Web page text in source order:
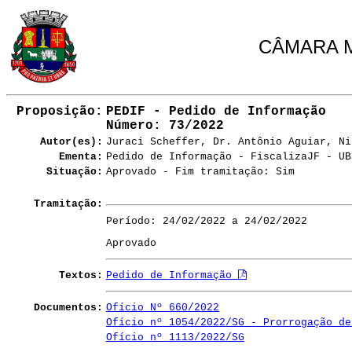
CÂMARA
Proposição: PEDIF - Pedido de Informação
Número : 73/2022
Autor(es): Juraci Scheffer, Dr. Antônio Aguiar,
Ementa: Pedido de Informação - FiscalizaJF -
Situação: Aprovado - Fim tramitação: Sim
Tramitação:
Período: 24/02/2022 a 24/02/2022
Aprovado
Textos: Pedido de Informação
Documentos: Ofício Nº 660/2022
Ofício nº 1054/2022/SG - Prorrogação
Ofício nº 1113/2022/SG